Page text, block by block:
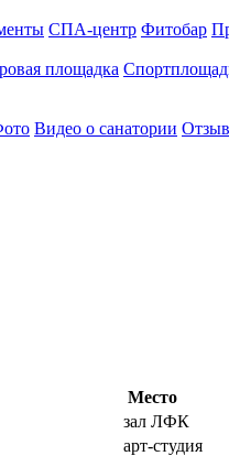
СПА-центр Фитобар
площадка
Видео о санатории
Место
зал ЛФК
арт-студия